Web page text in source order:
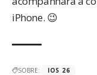
iPhone. 😉
SOBRE: IOS 26